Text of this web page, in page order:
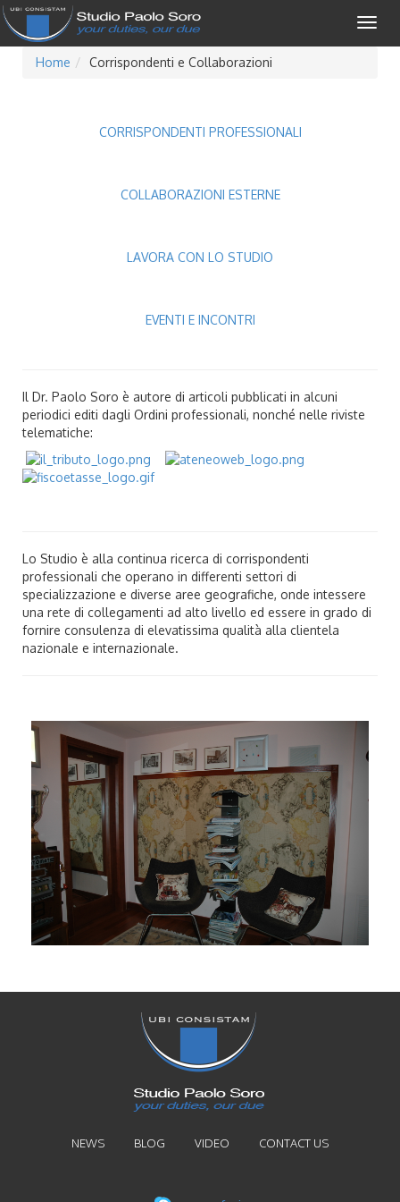
Home
Corrispondenti e Collaborazioni
CORRISPONDENTI PROFESSIONALI
COLLABORAZIONI ESTERNE
LAVORA CON LO STUDIO
EVENTI E INCONTRI
Il Dr. Paolo Soro è autore di articoli pubblicati in alcuni
periodici editi dagli Ordini professionali, nonché nelle riviste
telematiche:
Lo Studio è alla continua ricerca di corrispondenti
professionali che operano in differenti settori di
specializzazione e diverse aree geografiche, onde intessere
una rete di collegamenti ad alto livello ed essere in grado di
fornire consulenza di elevatissima qualità alla clientela
nazionale e internazionale.
NEWS BLOG VIDEO CONTACT US